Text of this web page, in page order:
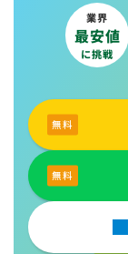
業界
最安値
に挑戦